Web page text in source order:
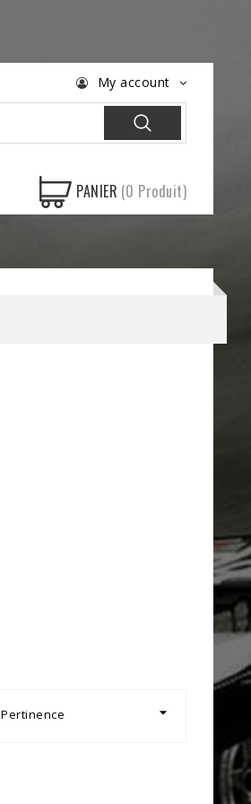
My account
PANIER (0 Produit)
Pertinence 